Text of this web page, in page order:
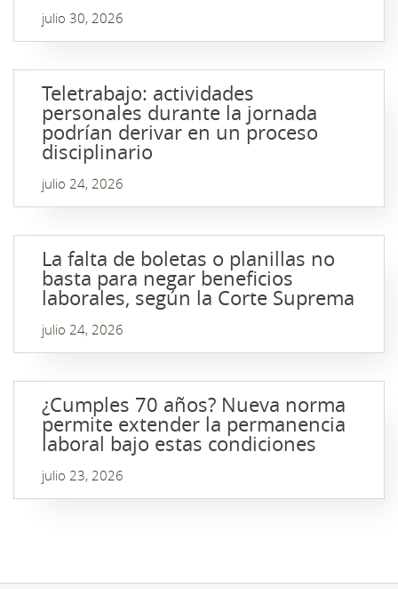
julio 30, 2026
Teletrabajo: actividades
personales durante la jornada
podrían derivar en un proceso
disciplinario
julio 24, 2026
La falta de boletas o planillas no
basta para negar beneficios
laborales, según la Corte Suprema
julio 24, 2026
¿Cumples 70 años? Nueva norma
permite extender la permanencia
laboral bajo estas condiciones
julio 23, 2026